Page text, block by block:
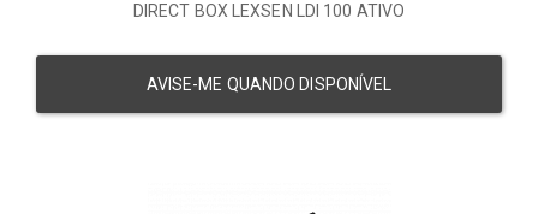
DIRECT BOX LEXSEN LDI 100 ATIVO
AVISE-ME QUANDO DISPONÍVEL